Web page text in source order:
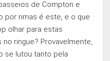
de Compton e
por rimas é este, e o que
olhar para estas
ringue? Provavelmente,
se lutou tanto pela